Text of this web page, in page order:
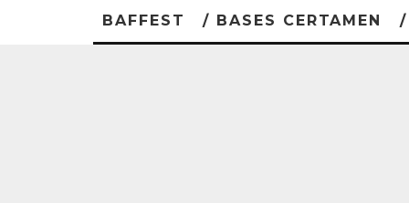
BAFFEST / BASES CERTAMEN /